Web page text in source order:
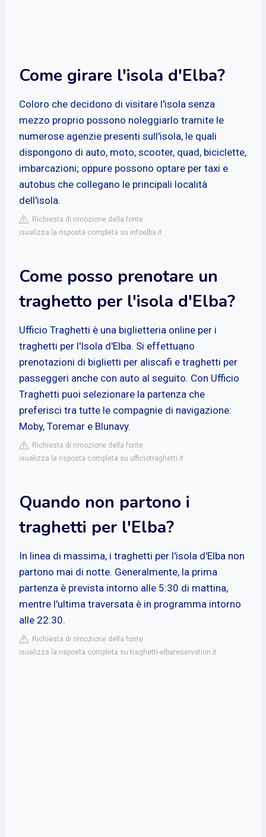
Come girare l'isola d'Elba?
Coloro che decidono di visitare l'isola senza
mezzo proprio possono noleggiarlo tramite le
numerose agenzie presenti sull'isola, le quali
dispongono di auto, moto, scooter, quad, biciclette,
imbarcazioni; oppure possono optare per taxi e
autobus che collegano le principali località
dell'isola.
Richiesta di rimozione della fonte
isualizza la risposta completa su infoelba.it
Come posso prenotare un
traghetto per l'isola d'Elba?
Ufficio Traghetti è una biglietteria online per i
traghetti per l'Isola d'Elba. Si effettuano
prenotazioni di biglietti per aliscafi e traghetti per
passeggeri anche con auto al seguito. Con Ufficio
Traghetti puoi selezionare la partenza che
preferisci tra tutte le compagnie di navigazione:
Moby, Toremar e Blunavy.
Richiesta di rimozione della fonte
isualizza la risposta completa su ufficiotraghetti.it
Quando non partono i
traghetti per l'Elba?
In linea di massima, i traghetti per l'isola d'Elba non
partono mai di notte. Generalmente, la prima
partenza è prevista intorno alle 5:30 di mattina,
mentre l'ultima traversata è in programma intorno
alle 22:30.
Richiesta di rimozione della fonte
isualizza la risposta completa su traghetti-elbareservation.it